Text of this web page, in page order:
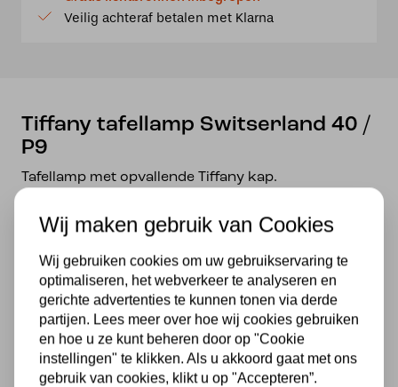
aantalVeilig achteraf betalen met Klarna
Tiffany tafellamp Switserland 40 /
P9
Tafellamp met opvallende Tiffany kap.
bijzonder geheel.
Diameter kap40 cm
Totale hoogte62 cm
2 x E27 40 watt
Handgemaakt van echt glas
Wij maken gebruik van Cookies
Wij gebruiken cookies om uw gebruikservaring te
optimaliseren, het webverkeer te analyseren en
gerichte advertenties te kunnen tonen via derde
partijen. Lees meer over hoe wij cookies gebruiken
en hoe u ze kunt beheren door op "Cookie
instellingen" te klikken. Als u akkoord gaat met ons
gebruik van cookies, klikt u op "Accepteren”.